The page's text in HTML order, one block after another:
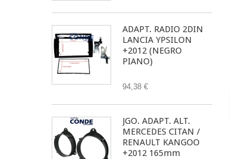
ADAPT. RADIO 2DIN
LANCIA YPSILON
+2012 (NEGRO
PIANO)
94,38 €
JGO. ADAPT. ALT.
MERCEDES CITAN /
RENAULT KANGOO
+2012 165mm